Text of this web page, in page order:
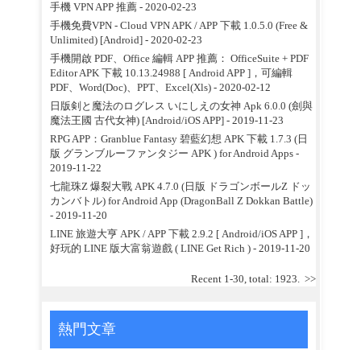
手機 VPN APP 推薦- 2020-02-23
手機免費VPN - Cloud VPN APK / APP 下載 1.0.5.0 (Free &
Unlimited) [Android]- 2020-02-23
手機開啟 PDF、Office 編輯 APP 推薦： OfficeSuite + PDF
Editor APK 下載 10.13.24988 [ Android APP ]，可編輯
PDF、Word(Doc)、PPT、Excel(Xls)- 2020-02-12
日版剣と魔法のログレス いにしえの女神 Apk 6.0.0 (劍與
魔法王國 古代女神) [Android/iOS APP]- 2019-11-23
RPG APP：Granblue Fantasy 碧藍幻想 APK 下載 1.7.3 (日
版 グランブルーファンタジー APK ) for Android Apps -
2019-11-22
七龍珠Z 爆裂大戰 APK 4.7.0 (日版 ドラゴンボールZ ドッ
カンバトル) for Android App (DragonBall Z Dokkan Battle)
- 2019-11-20
LINE 旅遊大亨 APK / APP 下載 2.9.2 [ Android/iOS APP ]，
好玩的 LINE 版大富翁遊戲 ( LINE Get Rich )- 2019-11-20
Recent 1-30, total: 1923. >>
熱門文章